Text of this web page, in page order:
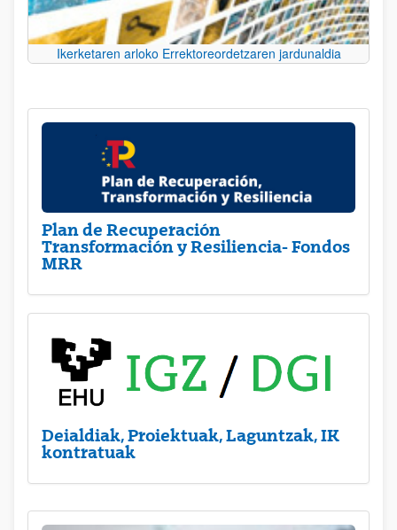
Ikerketaren arloko Errektoreordetzaren jardunaldia
Plan de Recuperación
Transformación y Resiliencia- Fondos
MRR
Deialdiak, Proiektuak, Laguntzak, IK
kontratuak